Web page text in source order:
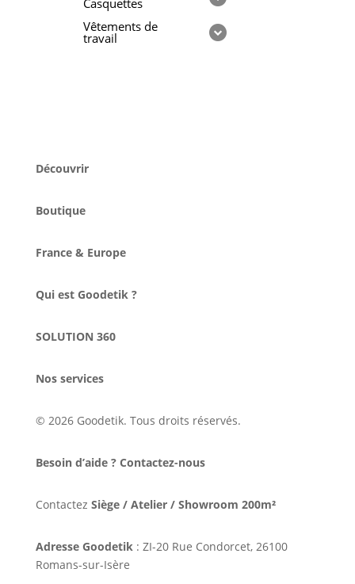
Vêtements de
travail
Découvrir
Boutique
France & Europe
Qui est Goodetik ?
SOLUTION 360
Nos services
© 2026 Goodetik. Tous droits réservés.
Besoin d’aide ? Contactez-nous
Contactez Siège / Atelier / Showroom 200m²
Adresse Goodetik : ZI-20 Rue Condorcet, 26100
Romans-sur-Isère